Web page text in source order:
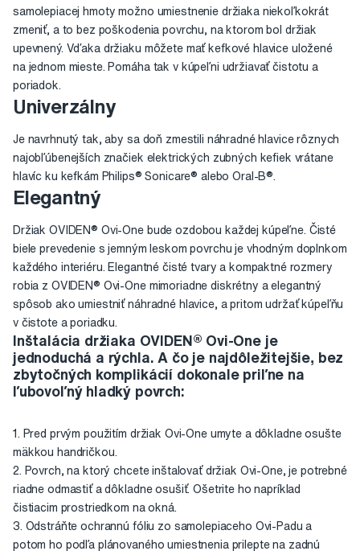
samolepiacej hmoty možno umiestnenie držiaka niekoľkokrát
zmeniť, a to bez poškodenia povrchu, na ktorom bol držiak
upevnený. Vďaka držiaku môžete mať kefkové hlavice uložené
na jednom mieste. Pomáha tak v kúpeľni udržiavať čistotu a
poriadok.
Univerzálny
Je navrhnutý tak, aby sa doň zmestili náhradné hlavice rôznych
najobľúbenejších značiek elektrických zubných kefiek vrátane
hlavíc ku kefkám Philips® Sonicare® alebo Oral-B®.
Elegantný
Držiak OVIDEN® Ovi-One bude ozdobou každej kúpeľne. Čisté
biele prevedenie s jemným leskom povrchu je vhodným doplnkom
každého interiéru. Elegantné čisté tvary a kompaktné rozmery
robia z OVIDEN® Ovi-One mimoriadne diskrétny a elegantný
spôsob ako umiestniť náhradné hlavice, a pritom udržať kúpeľňu
v čistote a poriadku.
Inštalácia držiaka OVIDEN® Ovi-One je
jednoduchá a rýchla. A čo je najdôležitejšie, bez
zbytočných komplikácií dokonale priľne na
ľubovoľný hladký povrch:
1. Pred prvým použitím držiak Ovi-One umyte a dôkladne osušte
mäkkou handričkou.
2. Povrch, na ktorý chcete inštalovať držiak Ovi-One, je potrebné
riadne odmastiť a dôkladne osušiť. Ošetrite ho napríklad
čistiacim prostriedkom na okná.
3. Odstráňte ochrannú fóliu zo samolepiaceho Ovi-Padu a
potom ho podľa plánovaného umiestnenia prilepte na zadnú